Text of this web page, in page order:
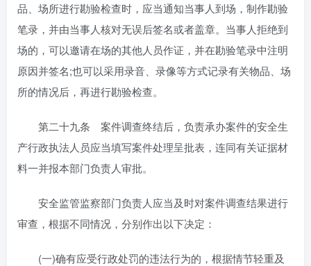
品、场所进行勘验检查时，应当通知当事人到场，制作勘验
笔录，并由当事人核对无误后签名或者盖章。当事人拒绝到
场的，可以邀请在场的其他人员作证，并在勘验笔录中注明
原因并签名;也可以采用录音、录像等方式记录有关物品、场
所的情况后，再进行勘验检查。
第二十九条 案件调查终结后，负责承办案件的安全生
产行政执法人员应当填写案件处理呈批表，连同有关证据材
料一并报本部门负责人审批。
安全监管监察部门负责人应当及时对案件调查结果进行
审查，根据不同情况，分别作出以下决定：
(一)确有应受行政处罚的违法行为的，根据情节轻重及